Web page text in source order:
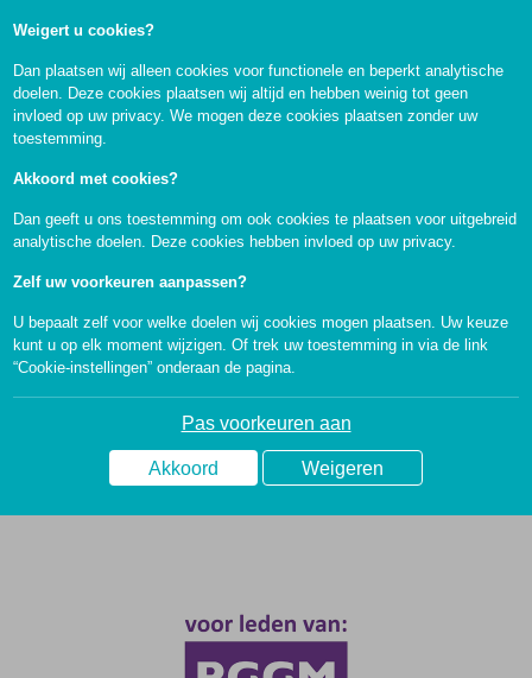
Vind uw adviseur
Laat u goed adviseren bij de keuze van een hypotheek die
bij u past. Wij helpen u graag bij het vinden van een
Weigert u cookies?
Dan plaatsen wij alleen cookies voor functionele en beperkt analytische
doelen. Deze cookies plaatsen wij altijd en hebben weinig tot geen
invloed op uw privacy. We mogen deze cookies plaatsen zonder uw
toestemming.
Akkoord met cookies?
Dan geeft u ons toestemming om ook cookies te plaatsen voor uitgebreid
analytische doelen. Deze cookies hebben invloed op uw privacy.
Zelf uw voorkeuren aanpassen?
U bepaalt zelf voor welke doelen wij cookies mogen plaatsen. Uw keuze
kunt u op elk moment wijzigen. Of trek uw toestemming in via de link
“Cookie-instellingen” onderaan de pagina.
Pas voorkeuren aan
Akkoord Weigeren